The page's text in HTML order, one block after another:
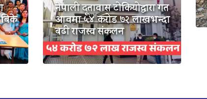
नेपाली दूतावास टोकियोद्वारा गत
आवमा ५४ करोड ७२ लाखभन्दा
बढी राजस्व संकलन